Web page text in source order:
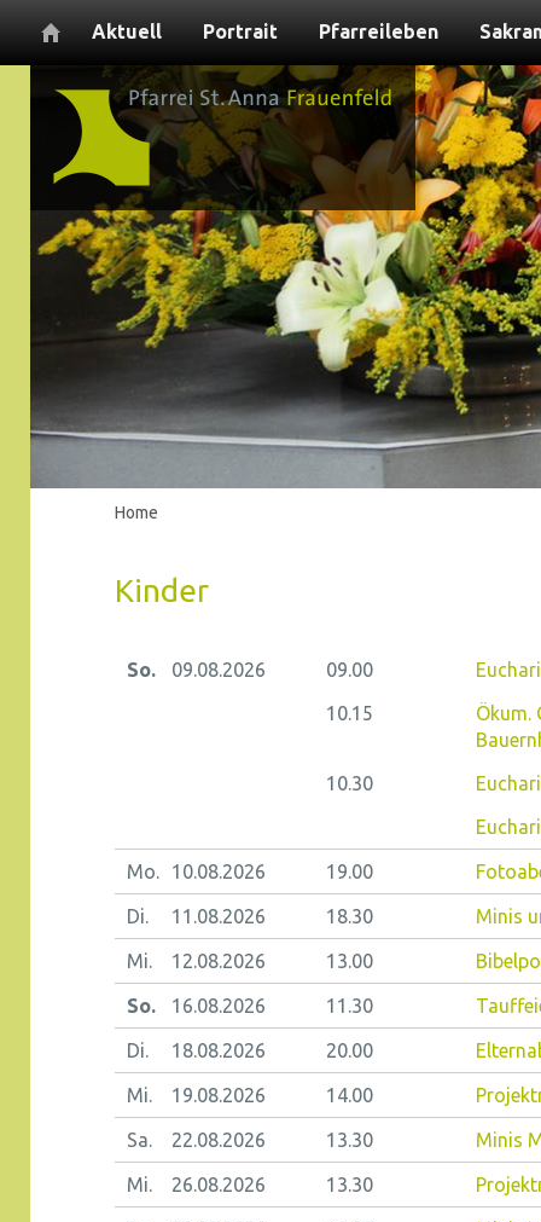
Aktuell Portrait Pfarreileben
Home
Kinder
So. 09.08.2026 09.00
10.15
Ökum.
10.30
Mo. 10.08.2026 19.00
Di. 11.08.2026 18.30 Minis
Mi. 12.08.2026 13.00
So. 16.08.2026 11.30
Di. 18.08.2026 20.00
Mi. 19.08.2026 14.00
Sa. 22.08.2026 13.30 Minis
Mi. 26.08.2026 13.30